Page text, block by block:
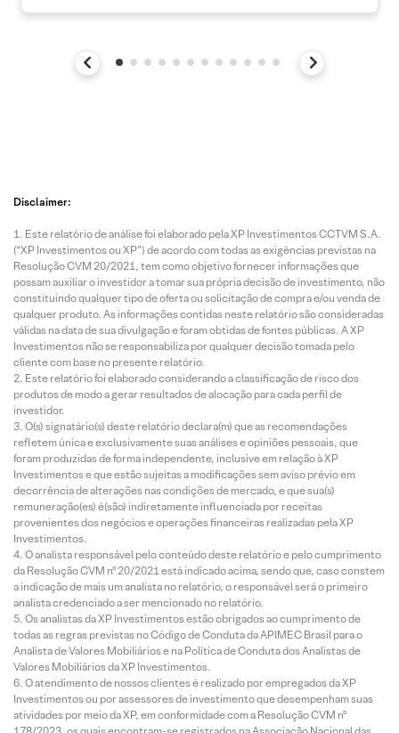
Disclaimer:
Este relatório de análise foi elaborado pela XP Investimentos CCTVM S.A.
(“XP Investimentos ou XP”) de acordo com todas as exigências previstas na
Resolução CVM 20/2021, tem como objetivo fornecer informações que
possam auxiliar o investidor a tomar sua própria decisão de investimento, não
constituindo qualquer tipo de oferta ou solicitação de compra e/ou venda de
qualquer produto. As informações contidas neste relatório são consideradas
válidas na data de sua divulgação e foram obtidas de fontes públicas. A XP
Investimentos não se responsabiliza por qualquer decisão tomada pelo
cliente com base no presente relatório.
Este relatório foi elaborado considerando a classificação de risco dos
produtos de modo a gerar resultados de alocação para cada perfil de
investidor.
O(s) signatário(s) deste relatório declara(m) que as recomendações
refletem única e exclusivamente suas análises e opiniões pessoais, que
foram produzidas de forma independente, inclusive em relação à XP
Investimentos e que estão sujeitas a modificações sem aviso prévio em
decorrência de alterações nas condições de mercado, e que sua(s)
remuneração(es) é(são) indiretamente influenciada por receitas
provenientes dos negócios e operações financeiras realizadas pela XP
Investimentos.
O analista responsável pelo conteúdo deste relatório e pelo cumprimento
da Resolução CVM nº 20/2021 está indicado acima, sendo que, caso constem
a indicação de mais um analista no relatório, o responsável será o primeiro
analista credenciado a ser mencionado no relatório.
Os analistas da XP Investimentos estão obrigados ao cumprimento de
todas as regras previstas no Código de Conduta da APIMEC Brasil para o
Analista de Valores Mobiliários e na Política de Conduta dos Analistas de
Valores Mobiliários da XP Investimentos.
O atendimento de nossos clientes é realizado por empregados da XP
Investimentos ou por assessores de investimento que desempenham suas
atividades por meio da XP, em conformidade com a Resolução CVM nº